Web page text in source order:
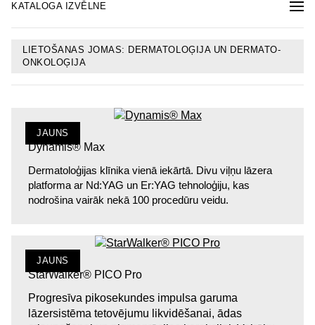
KATALOGA IZVĒLNE
LIETOŠANAS JOMAS: DERMATOLOĢIJA UN DERMATO-
ONKOLOĢIJA
JAUNS
Dynamis® Max
Dermatoloģijas klīnika vienā iekārtā. Divu viļņu lāzera
platforma ar Nd:YAG un Er:YAG tehnoloģiju, kas
nodrošina vairāk nekā 100 procedūru veidu.
JAUNS
StarWalker® PICO Pro
Progresīva pikosekundes impulsa garuma
lāzersistēma tetovējumu likvidēšanai, ādas